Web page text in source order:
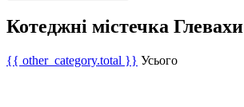
Котеджні містечка Глевахи
{{ other_category.total }} Усього